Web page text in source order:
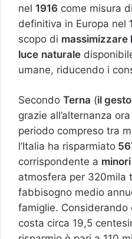
nel 1916 come misura
definitiva in Europa nel
scopo di massimizzare
luce naturale
umane, riducendo i
Secondo Terna (il
grazie all’alternanza
periodo compreso tra
l’Italia ha risparmiato
corrispondente a
atmosfera per 320mila
fabbisogno medio
famiglie. Considerando
costa circa 19,5